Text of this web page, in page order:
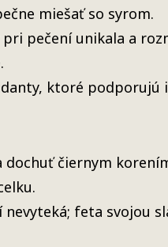
miešať so syrom.
pečení unikala a
ktoré podporujú
čiernym
feta svojou